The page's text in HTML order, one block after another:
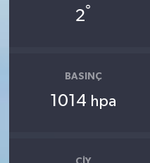
2°
BASINÇ
1014 hpa